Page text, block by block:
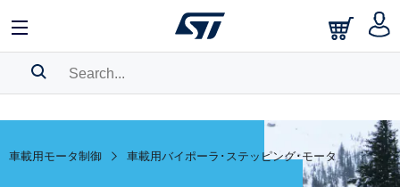
BOOKMARK
車載用モータ制御 車載用バイポーラ･ステッピング･モータ